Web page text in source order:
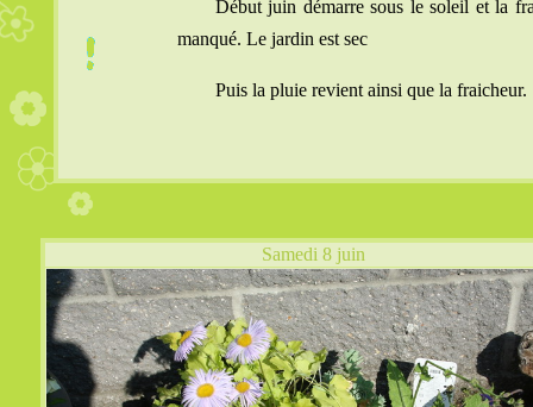
Début juin démarre sous le soleil et la
manqué. Le jardin est sec
Puis la pluie revient ainsi que la fraicheur.
Samedi 8 juin